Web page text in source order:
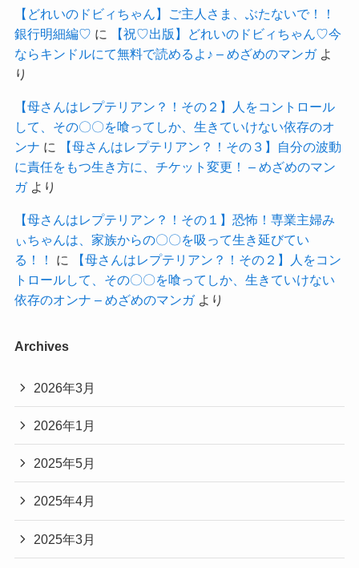
【どれいのドビィちゃん】ご主人さま、ぶたないで！！
銀行明細編♡ に
【祝♡出版】どれいのドビィちゃん♡今
ならキンドルにて無料で読めるよ♪ – めざめのマンガよ
り
【母さんはレプテリアン？！その２】人をコントロール
して、その〇〇を喰ってしか、生きていけない依存のオ
ンナ に
【母さんはレプテリアン？！その３】自分の波動
に責任をもつ生き方に、チケット変更！ – めざめのマン
ガより
【母さんはレプテリアン？！その１】恐怖！専業主婦み
ぃちゃんは、家族からの〇〇を吸って生き延びてい
る！！
に
【母さんはレプテリアン？！その２】人をコン
トロールして、その〇〇を喰ってしか、生きていけない
依存のオンナ – めざめのマンガより
Archives
2026年3月
2026年1月
2025年5月
2025年4月
2025年3月